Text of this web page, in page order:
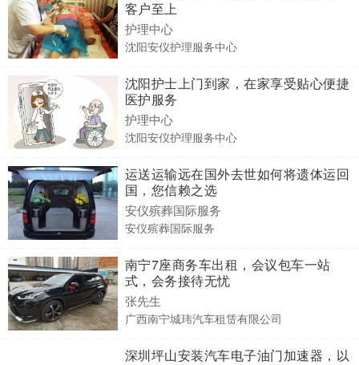
客户至上
护理中心
沈阳安仪护理服务中心
沈阳护士上门到家，在家享受贴心便捷
医护服务
护理中心
沈阳安仪护理服务中心
运送运输远在国外去世如何将遗体运回
国，您信赖之选
安仪殡葬国际服务
安仪殡葬国际服务
南宁7座商务车出租，会议包车一站
式，会务接待无忧
张先生
广西南宁城玮汽车租赁有限公司
深圳坪山安装汽车电子油门加速器，以